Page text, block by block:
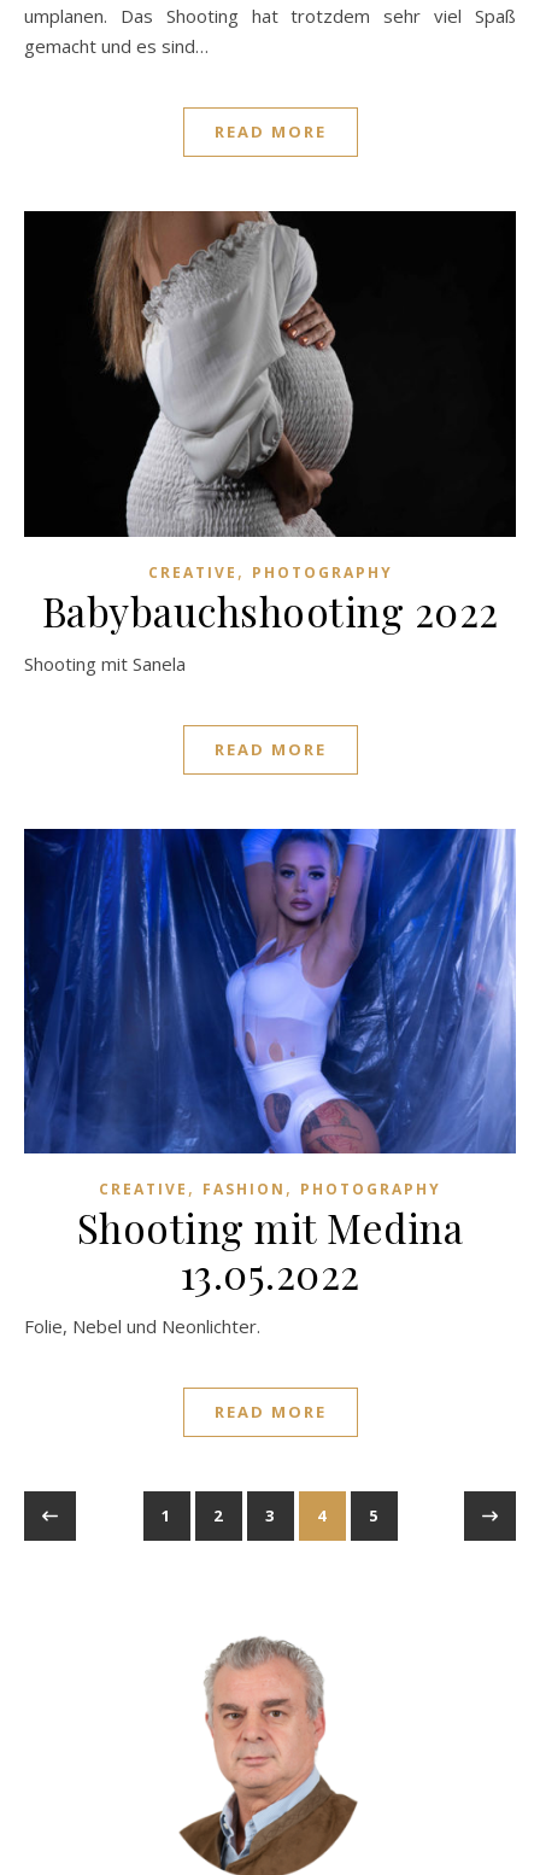
umplanen. Das Shooting hat trotzdem sehr viel Spaß
gemacht und es sind…
READ MORE
CREATIVE , PHOTOGRAPHY
Babybauchshooting 2022
Shooting mit Sanela
READ MORE
CREATIVE , FASHION , PHOTOGRAPHY
Shooting mit Medina
13.05.2022
Folie, Nebel und Neonlichter.
READ MORE
1 2 3 4 5